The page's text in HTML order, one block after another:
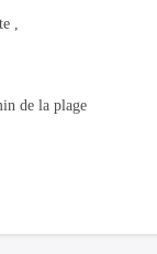
,
de la plage